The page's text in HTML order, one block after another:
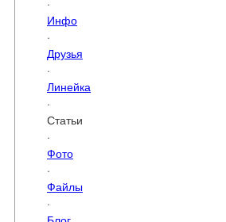
Инфо
·
Друзья
·
Линейка
·
Статьи
·
Фото
·
Файлы
·